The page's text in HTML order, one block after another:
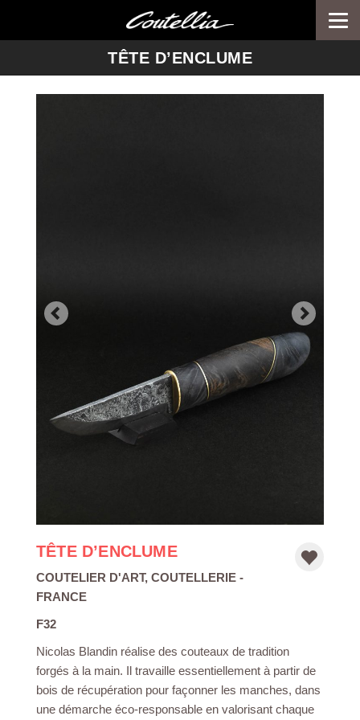
TÊTE D’ENCLUME
TÊTE D’ENCLUME
COUTELIER D'ART, COUTELLERIE -
FRANCE
F32
Nicolas Blandin réalise des couteaux de tradition
forgés à la main. Il travaille essentiellement à partir de
bois de récupération pour façonner les manches, dans
une démarche éco-responsable en valorisant chaque